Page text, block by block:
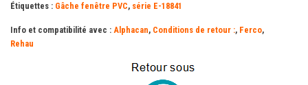
tour
FERCO
Étiquettes : Gâche fenêtre PVC, série E-18841
Info et compatibilité avec : Alphacan, Conditions de retour :, Ferco,
Rehau